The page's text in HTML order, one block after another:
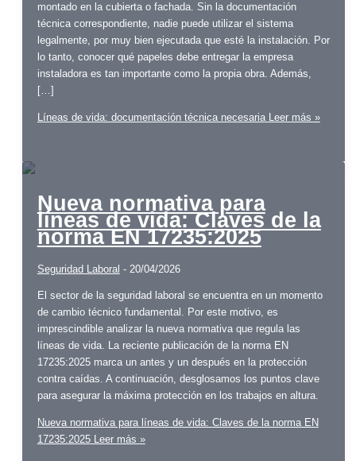
montado en la cubierta o fachada. Sin la documentación
técnica correspondiente, nadie puede utilizar el sistema
legalmente, por muy bien ejecutada que esté la instalación. Por
lo tanto, conocer qué papeles debe entregar la empresa
instaladora es tan importante como la propia obra. Además,
[…]
Líneas de vida: documentación técnica necesariaLeer más »
Nueva normativa para
líneas de vida: Claves de la
norma EN 17235:2025
Seguridad Laboral - 20/04/2026
El sector de la seguridad laboral se encuentra en un momento
de cambio técnico fundamental. Por este motivo, es
imprescindible analizar la nueva normativa que regula las
líneas de vida. La reciente publicación de la norma EN
17235:2025 marca un antes y un después en la protección
contra caídas. A continuación, desglosamos los puntos clave
para asegurar la máxima protección en los trabajos en altura.
Nueva normativa para líneas de vida: Claves de la norma EN
17235:2025Leer más »